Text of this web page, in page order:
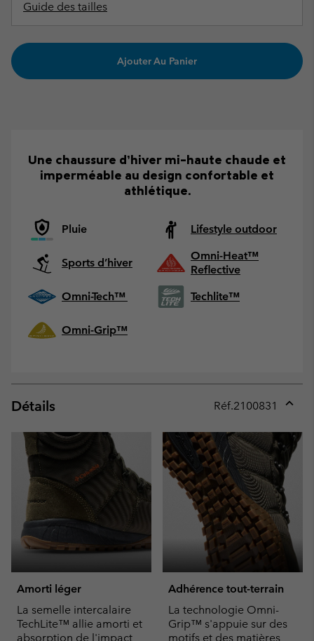
Guide des tailles
Ajouter Au Panier
Une chaussure d’hiver mi-haute chaude et
imperméable au design confortable et
athlétique.
Pluie Lifestyle outdoor
Sports d’hiver
Omni-Heat™
Reflective
Omni-Tech™
Techlite™
Omni-Grip™
Détails Réf.2100831
or
Amorti léger
La semelle intercalaire
TechLite™ allie amorti et
absorption de l'impact
Adhérence tout-terrain
La technologie Omni-
Grip™ s'appuie sur des
motifs et des matières